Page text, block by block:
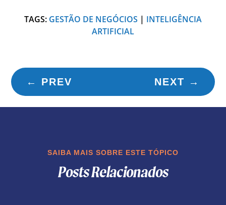
TAGS: GESTÃO DE NEGÓCIOS | INTELIGÊNCIA
ARTIFICIAL
← PREV NEXT →
SAIBA MAIS SOBRE ESTE TÓPICO
Posts Relacionados